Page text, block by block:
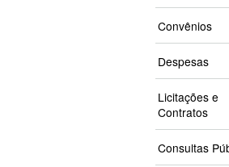
Convênios
Despesas
Licitações e
Contratos
Consultas